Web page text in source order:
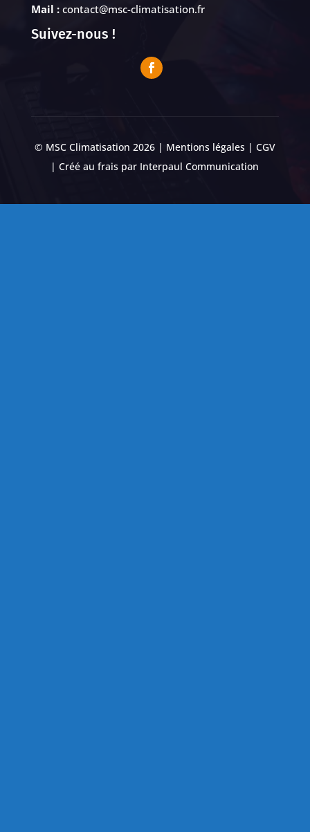
Mail :contact@msc-climatisation.fr
Suivez-nous !
© MSC Climatisation 2026 | Mentions légales| CGV
| Créé au frais par Interpaul Communication